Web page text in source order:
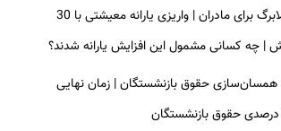
پرداخت کالابرگ برای مادران | واریزی یارانه معیشتی با 30
| چه کسانی مشمول این افزایش یارانه شدند؟
حقوق بازنشستگان | زمان نهایی